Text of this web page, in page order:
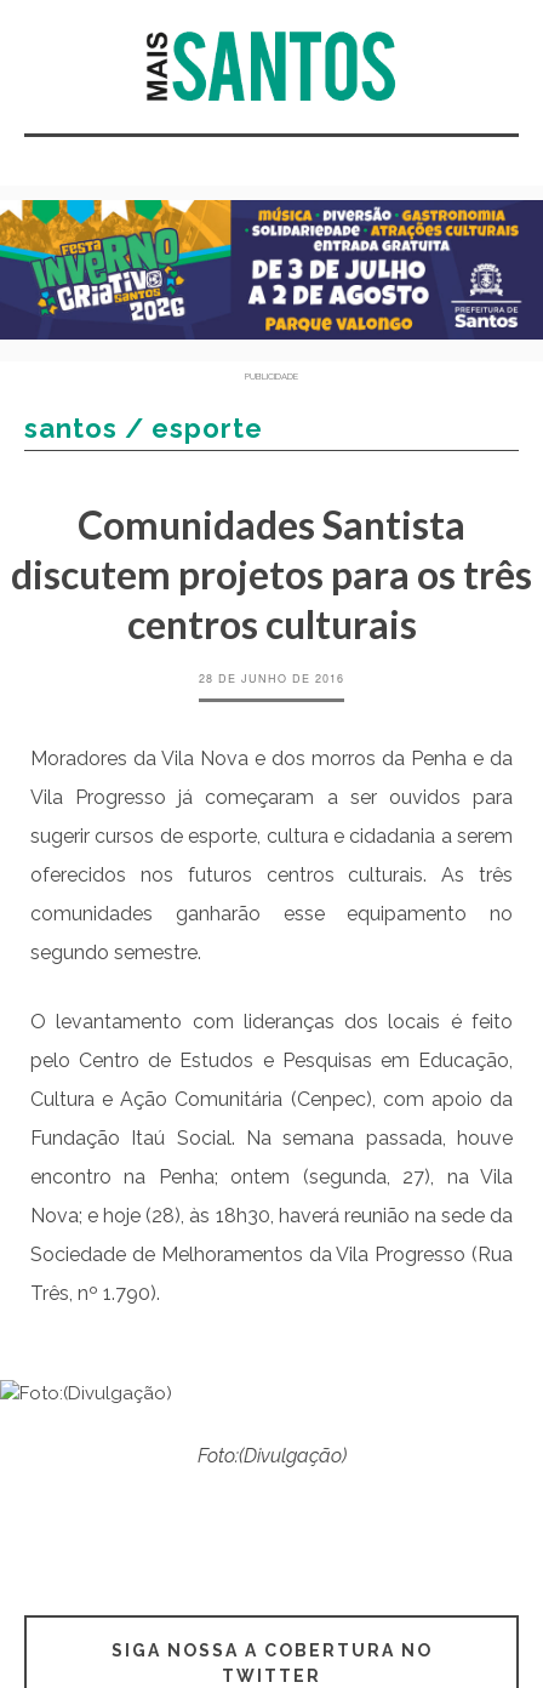
PUBLICIDADE
santos / esporte
Comunidades Santista
discutem projetos para os três
centros culturais
28 DE JUNHO DE 2016
Moradores da Vila Nova e dos morros da Penha e da
Vila Progresso já começaram a ser ouvidos para
sugerir cursos de esporte, cultura e cidadania a serem
oferecidos nos futuros centros culturais. As três
comunidades ganharão esse equipamento no
segundo semestre.
O levantamento com lideranças dos locais é feito
pelo Centro de Estudos e Pesquisas em Educação,
Cultura e Ação Comunitária (Cenpec), com apoio da
Fundação Itaú Social. Na semana passada, houve
encontro na Penha; ontem (segunda, 27), na Vila
Nova; e hoje (28), às 18h30, haverá reunião na sede da
Sociedade de Melhoramentos da Vila Progresso (Rua
Três, nº 1.790).
Foto:(Divulgação)
SIGA NOSSA A COBERTURA NO
TWITTER